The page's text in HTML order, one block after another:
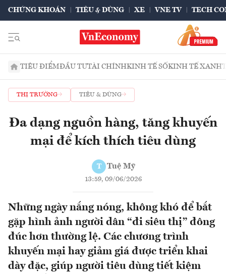
CHỨNG KHOÁN TIÊU & DÙNG XE VNE TV TECH
TIÊU ĐIỂMĐẦU TƯTÀI CHÍNHKINH TẾ SỐKINH TẾ XANH
THỊ TRƯỜNG TIÊU & DÙNG
Đa dạng nguồn hàng, tăng khuyến
mại để kích thích tiêu dùng
T Tuệ Mỹ
13:59, 09/06/2026
Những ngày nắng nóng, không khó để bắt
gặp hình ảnh người dân “đi siêu thị” đông
đúc hơn thường lệ. Các chương trình
khuyến mại hay giảm giá được triển khai
dày đặc, giúp người tiêu dùng tiết kiệm